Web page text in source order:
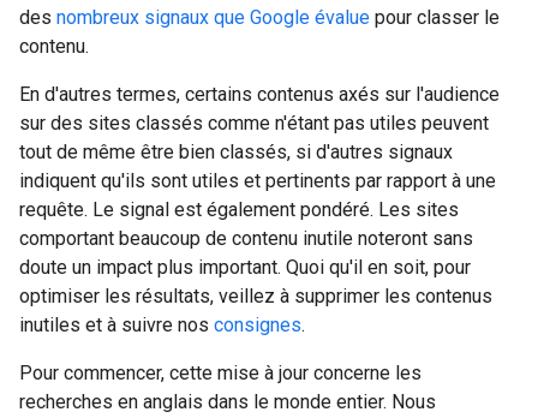
des nombreux signaux que Google évalue pour classer le
contenu.
En d'autres termes, certains contenus axés sur l'audience
sur des sites classés comme n'étant pas utiles peuvent
tout de même être bien classés, si d'autres signaux
indiquent qu'ils sont utiles et pertinents par rapport à une
requête. Le signal est également pondéré. Les sites
comportant beaucoup de contenu inutile noteront sans
doute un impact plus important. Quoi qu'il en soit, pour
optimiser les résultats, veillez à supprimer les contenus
inutiles et à suivre nos consignes.
Pour commencer, cette mise à jour concerne les
recherches en anglais dans le monde entier. Nous